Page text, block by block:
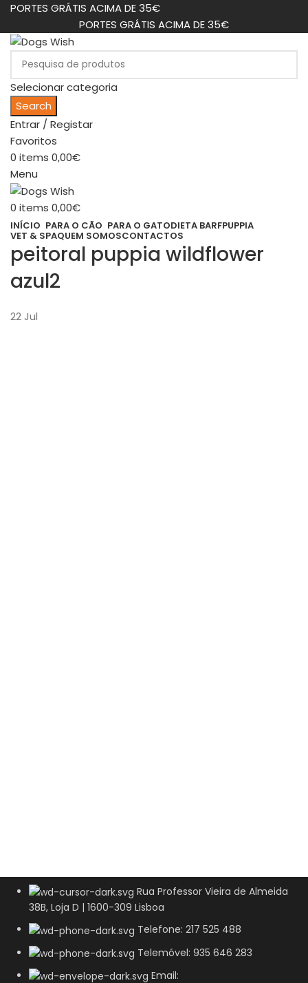
PORTES GRÁTIS ACIMA DE 35€
PORTES GRÁTIS ACIMA DE 35€
Selecionar categoria
Search
Entrar / Registar
Favoritos
0 items 0,00€
Menu
0 items 0,00€
INÍCIO PARA O CÃO PARA O GATODIETA BARFPUPPIA
VET & SPAQUEM SOMOSCONTACTOS
peitoral puppia wildflower
azul2
22Jul
Rua Professor Vieira de Almeida
38B, Loja D | 1600-309 Lisboa
Telefone: 217 525 488
Telemóvel: 935 646 283
Email: